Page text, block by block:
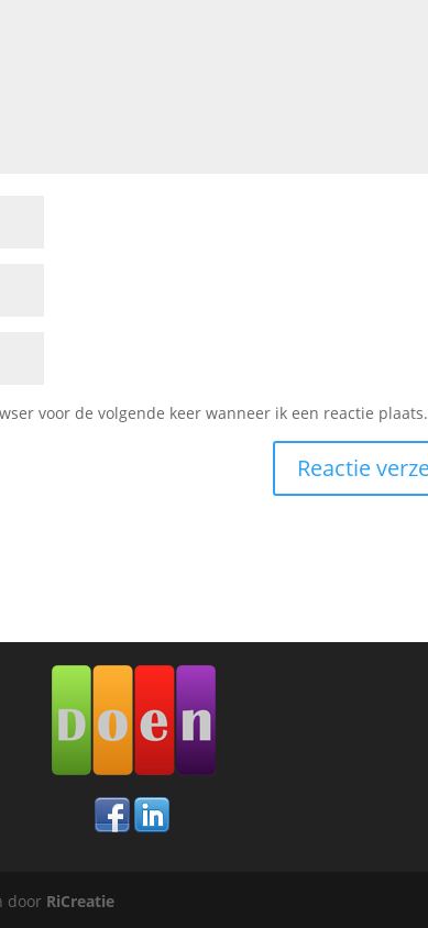
voor de volgende keer wanneer ik een reactie plaats.
door RiCreatie